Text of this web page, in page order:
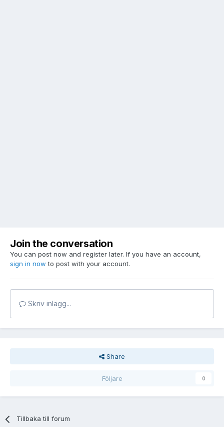
Join the conversation
You can post now and register later. If you have an account,
sign in now to post with your account.
Skriv inlägg...
Share
Följare 0
Tillbaka till forum